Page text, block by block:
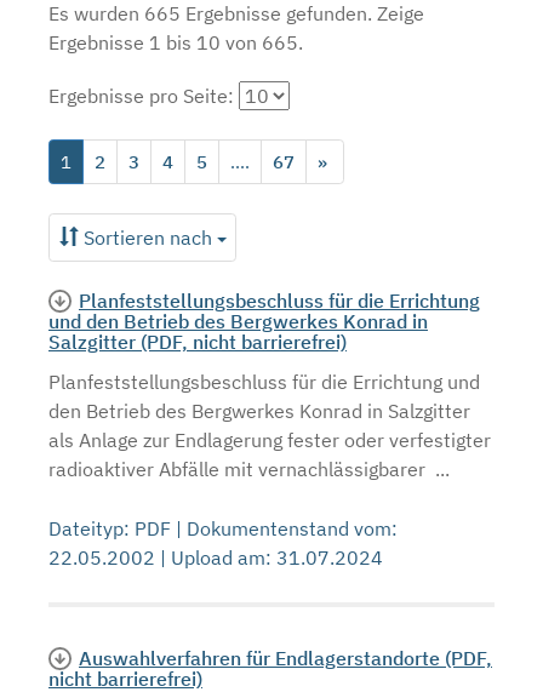
Es wurden 665 Ergebnisse gefunden. Zeige
Ergebnisse 1 bis 10 von 665.
Ergebnisse pro Seite:
1 2 3 4 5 .... 67 »
Sortieren nach
Planfeststellungsbeschluss für die Errichtung
und den Betrieb des Bergwerkes Konrad in
Salzgitter (PDF, nicht barrierefrei)
Planfeststellungsbeschluss für die Errichtung und
den Betrieb des Bergwerkes Konrad in Salzgitter
als Anlage zur Endlagerung fester oder verfestigter
radioaktiver Abfälle mit vernachlässigbarer ...
Dateityp: PDF | Dokumentenstand vom:
22.05.2002 | Upload am: 31.07.2024
Auswahlverfahren für Endlagerstandorte (PDF,
nicht barrierefrei)